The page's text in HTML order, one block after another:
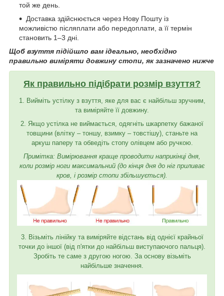
той же день.
Доставка здійснюється через Нову Пошту із
можливістю післяплати або передоплати, а її термін
становить 1–3 дні.
Щоб взуття підійшло вам ідеально, необхідно
правильно виміряти довжину стопи, як зазначено нижче
Як правильно підібрати розмір взуття?
1. Вийміть устілку з взуття, яке для вас є найбільш зручним,
та виміряйте її довжину.
2. Якщо устілка не виймається, одягніть шкарпетку бажаної
товщини (влітку – тоншу, взимку – товстішу), станьте на
аркуш паперу та обведіть стопу олівцем або ручкою.
Примітка: Вимірювання краще проводити наприкінці дня,
коли розмір ноги максимальний (до кінця дня до ніг приливає
кров, і розмір стопи збільшується).
3. Візьміть лінійку та виміряйте відстань від однієї крайньої
точки до іншої (від п'ятки до найбільш виступаючого пальця).
Зробіть те саме з другою ногою. За основу візьміть
найбільше значення.